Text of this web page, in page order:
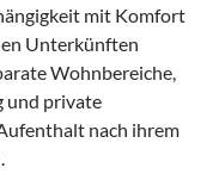
mit Komfort
Unterkünften
Wohnbereiche,
und private
nach ihrem